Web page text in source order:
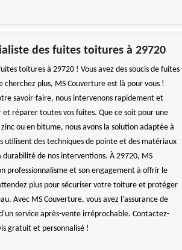
des fuites toitures à 29720
toitures à 29720 ! Vous avez des soucis de fuites
plus, MS Couverture est là pour vous !
savoir-faire, nous intervenons rapidement et
réparer toutes vos fuites. Que ce soit pour une
ou en bitume, nous avons la solution adaptée à
utilisent des techniques de pointe et des matériaux
de nos interventions. À 29720, MS
professionnalisme et son engagement à offrir le
plus pour sécuriser votre toiture et protéger
Avec MS Couverture, vous avez l'assurance de
service après-vente irréprochable. Contactez-
gratuit et personnalisé !